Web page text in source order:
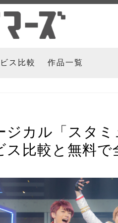
ス比較 作品一覧
ジカル「スタ
ス比較と無料で